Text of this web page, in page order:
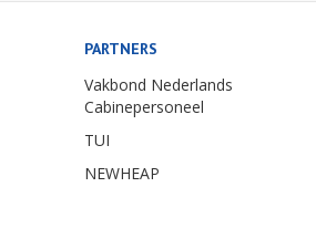
PARTNERS
Vakbond Nederlands
Cabinepersoneel
TUI
NEWHEAP